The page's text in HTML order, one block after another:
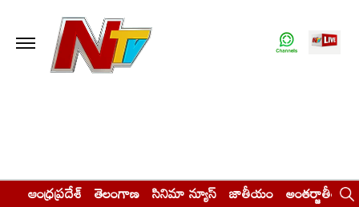
ఆంధ్రప్రదేశ్ తెలంగాణ సినిమా న్యూస్ జాతీయం అంతర్జాతీయం